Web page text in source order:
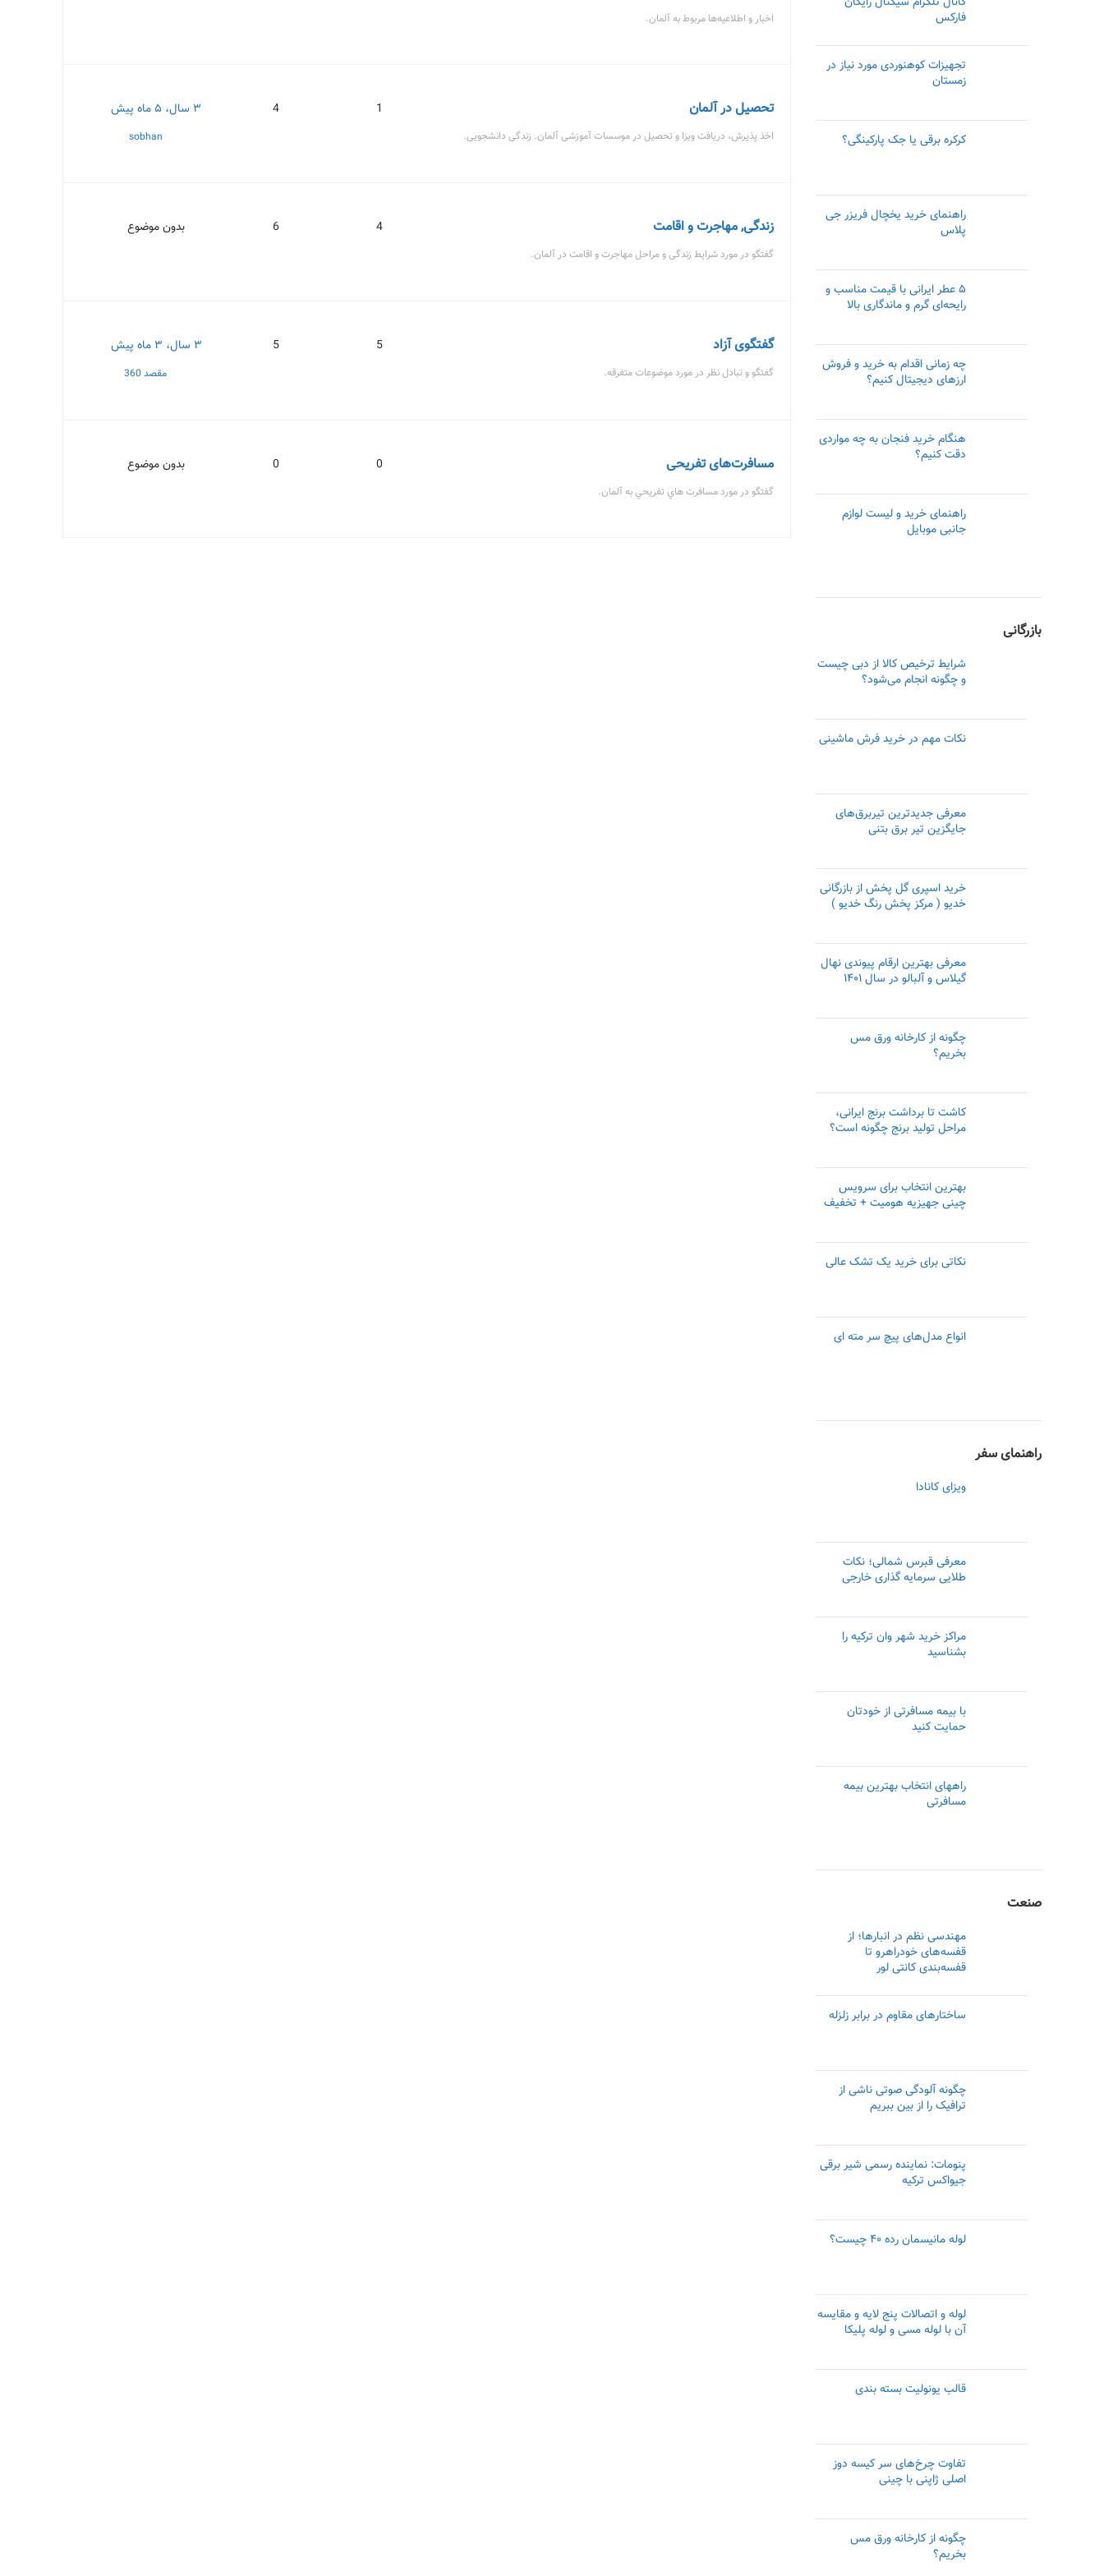
اخبار و اطلاعیه‌ها مربوط به آلمان.
تحصیل در آلمان
اخذ پذیرش، دریافت ویزا و تحصیل در موسسات آموزشی آلمان. زندگی دانشجویی.
1
4 ۳ سال، ۵ ماه پیش
sobhan
زندگی, مهاجرت و اقامت
گفتگو در مورد شرایط زندگی و مراحل مهاجرت و اقامت در آلمان.
4
6 بدون موضوع
گفتگوی آزاد
گفتگو و تبادل نظر در مورد موضوعات متفرقه.
5
5 ۳ سال، ۳ ماه پیش
مقصد 360
مسافرت‌های تفریحی
گفتگو در مورد مسافرت هاي تفريحي به آلمان.
0
0 بدون موضوع
فارکس
تجهیزات کوهنوردی مورد نیاز در
زمستان
کرکره برقی یا جک پارکینگی؟
راهنمای خرید یخچال فریزر جی
پلاس
۵ عطر ایرانی با قیمت مناسب و
رایحه‌ای گرم و ماندگاری بالا
چه زمانی اقدام به خرید و فروش
ارزهای دیجیتال کنیم؟
هنگام خرید فنجان به چه مواردی
دقت کنیم؟
راهنمای خرید و لیست لوازم
جانبی موبایل
بازرگانی
شرایط ترخیص کالا از دبی چیست
و چگونه انجام می‌شود؟
نکات مهم در خرید فرش ماشینی
معرفی جدیدترین تیربرق‌های
جایگزین تیر برق بتنی
خرید اسپری گل پخش از بازرگانی
خدیو ( مرکز پخش رنگ خدیو )
معرفی بهترین ارقام پیوندی نهال
گیلاس و آلبالو در سال ۱۴۰۱
چگونه از کارخانه ورق مس
بخریم؟
کاشت تا برداشت برنج ایرانی،
مراحل تولید برنج چگونه است؟
بهترین انتخاب برای سرویس
چینی جهیزیه هومیت + تخفیف
نکاتی برای خرید یک تشک عالی
انواع مدل‌های پیچ سر مته ای
راهنمای سفر
ویزای کانادا
معرفی قبرس شمالی؛ نکات
طلایی سرمایه گذاری خارجی
مراکز خرید شهر وان ترکیه را
بشناسید
با بیمه مسافرتی از خودتان
حمایت کنید
راههای انتخاب بهترین بیمه
مسافرتی
صنعت
مهندسی نظم در انبارها؛ از
قفسه‌های خودراهرو تا
قفسه‌بندی کانتی لور
ساختارهای مقاوم در برابر زلزله
چگونه آلودگی صوتی ناشی از
ترافیک را از بین ببریم
پنومات: نماینده رسمی‌ شیر برقی
جیواکس ترکیه
لوله مانیسمان رده ۴۰ چیست؟
لوله و اتصالات پنج لایه و مقایسه
آن با لوله مسی و لوله پلیکا
قالب یونولیت بسته بندی
تفاوت چرخ‌های سر کیسه دوز
اصلی ژاپنی با چینی
چگونه از کارخانه ورق مس
بخریم؟